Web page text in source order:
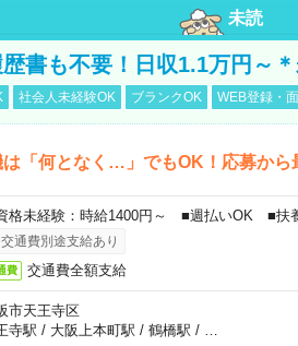
未読
書も不要！日収1.1万円～
社会人未経験OK ブランクOK WEB登録・
「何となく…」でもOK！応募から
格未経験：時給1400円～ ■週払いOK ■扶
交通費別途支給あり
費 交通費全額支給
市天王寺区
寺駅 / 大阪上本町駅 / 鶴橋駅 /